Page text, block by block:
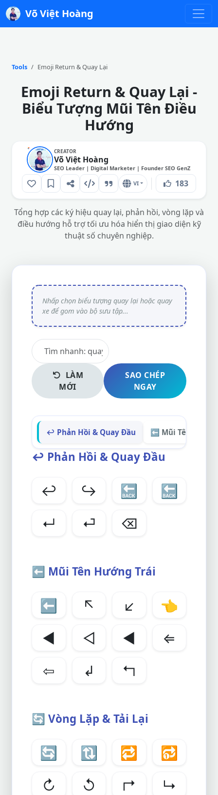
Võ Việt Hoàng
Tools Emoji Return & Quay Lại
Emoji Return & Quay Lại -
Biểu Tượng Mũi Tên Điều
Hướng
CREATOR
Võ Việt Hoàng
SEO Leader | Digital Marketer | Founder SEO GenZ
VI 183
Tổng hợp các ký hiệu quay lại, phản hồi, vòng lặp và
điều hướng hỗ trợ tối ưu hóa hiển thị giao diện kỹ
thuật số chuyên nghiệp.
LÀM
MỚI
SAO CHÉP
NGAY
↩️ Phản Hồi & Quay Đầu ⬅️ Mũi Tên
↩️ Phản Hồi & Quay Đầu
↩️ ↪️ 🔙
🔙
↵
⏎ ⌫
⬅️ Mũi Tên Hướng Trái
⬅️ ↖️ ↙️
👈
◀️
◁ ◄
⇐
⇦
↲ ↰
🔄 Vòng Lặp & Tải Lại
🔄 🔃 🔁
🔂
↻
↺ ↱
↳